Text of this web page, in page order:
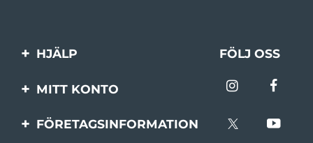
HJÄLP
Kontakta oss
FÖLJ OSS
MITT KONTO
Produktregistrering
FÖRETAGSINFORMATION